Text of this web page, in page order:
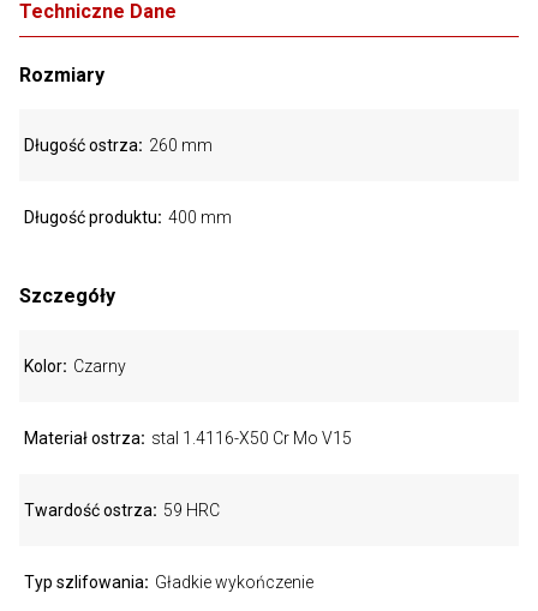
Techniczne Dane
Rozmiary
Długość ostrza 260 mm
Długość produktu 400 mm
Szczegóły
Kolor Czarny
Materiał ostrza stal 1.4116-X50 Cr Mo V15
Twardość ostrza 59 HRC
Typ szlifowania Gładkie wykończenie